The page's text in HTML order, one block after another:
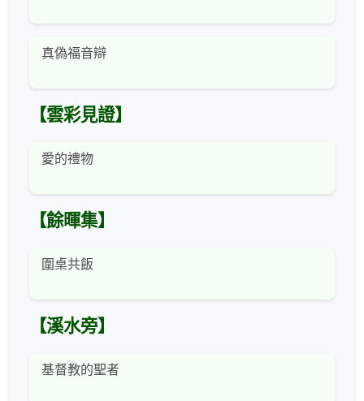
真偽福音辯
【雲彩見證】
愛的禮物
【餘暉集】
圍桌共飯
【溪水旁】
基督教的聖者